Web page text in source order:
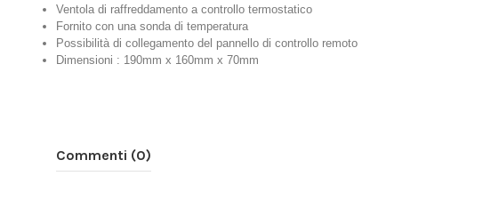
Ventola di raffreddamento a controllo termostatico
Fornito con una sonda di temperatura
Possibilità di collegamento del pannello di controllo remoto
Dimensioni : 190mm x 160mm x 70mm
Commenti (0)